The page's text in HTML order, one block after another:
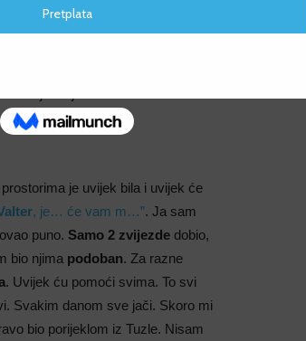
je uvijek bila i uvijek će
, je… će vam m…”. Ja sam
puno. Samo 2 zvijezde dobio,
bio njima podoban. Za razne
. Uvijek ću pomoći svima. To svi
Svakim danom sve jači. Skoro mi
bio porijeklom iz Tuzle. Nisam
27.1k